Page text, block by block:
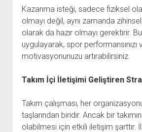
Kazanma isteği, sadece fiziksel
olmayı değil, aynı zamanda
olarak da hazır olmayı gerektirir.
uygulayarak, spor performansınızı
motivasyonunuzu artırabilirsiniz.
Takım İçi İletişimi Geliştiren
Takım çalışması, her
taşlarından biridir. Ancak bir takımın
olabilmesi için etkili iletişim şarttır.